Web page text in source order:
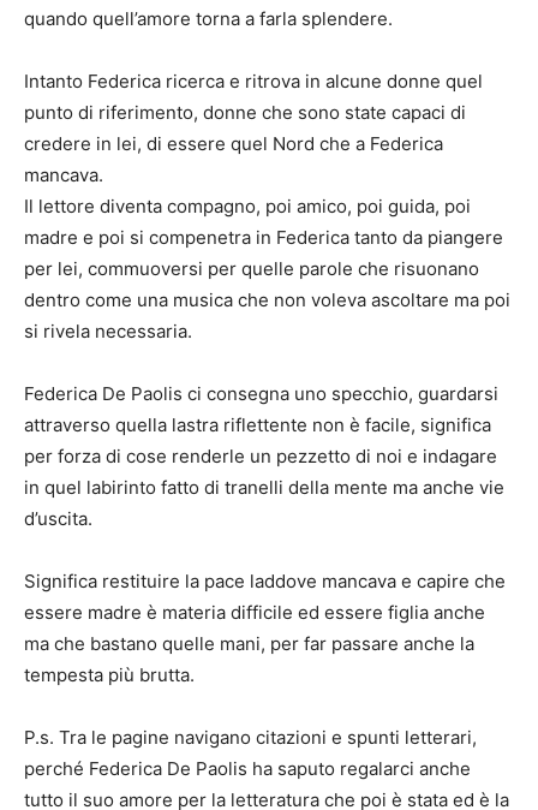
quando quell’amore torna a farla splendere.
Intanto Federica ricerca e ritrova in alcune donne quel
punto di riferimento, donne che sono state capaci di
credere in lei, di essere quel Nord che a Federica
mancava.
Il lettore diventa compagno, poi amico, poi guida, poi
madre e poi si compenetra in Federica tanto da piangere
per lei, commuoversi per quelle parole che risuonano
dentro come una musica che non voleva ascoltare ma poi
si rivela necessaria.
Federica De Paolis ci consegna uno specchio, guardarsi
attraverso quella lastra riflettente non è facile, significa
per forza di cose renderle un pezzetto di noi e indagare
in quel labirinto fatto di tranelli della mente ma anche vie
d’uscita.
Significa restituire la pace laddove mancava e capire che
essere madre è materia difficile ed essere figlia anche
ma che bastano quelle mani, per far passare anche la
tempesta più brutta.
P.s. Tra le pagine navigano citazioni e spunti letterari,
perché Federica De Paolis ha saputo regalarci anche
tutto il suo amore per la letteratura che poi è stata ed è la